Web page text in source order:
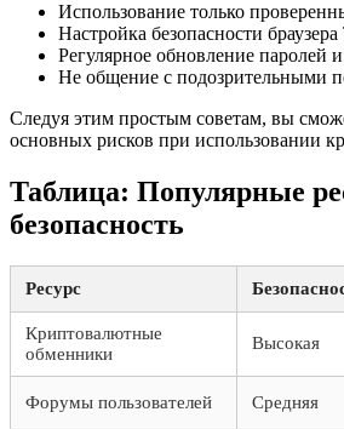
Использование только
Настройка безопасности браузера
Регулярное обновление паролей
Не общение с подозрительными
Следуя этим простым советам, вы
основных рисков при использовании
Таблица: Популярные
безопасность
Ресурс
Криптовалютные
обменники
Высокая
Форумы пользователей Средняя